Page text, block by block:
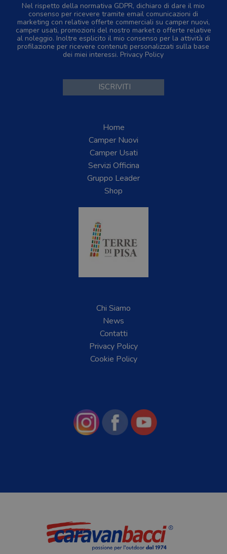
Nel rispetto della normativa GDPR, dichiaro di dare il mio
consenso per ricevere tramite email comunicazioni di
marketing con relative offerte commerciali su camper nuovi,
camper usati, promozioni del nostro market o offerte relative
al noleggio. Inoltre esplicito il mio consenso per la attività di
profilazione per ricevere contenuti personalizzati sulla base
dei miei interessi. Privacy Policy
Home
Camper Nuovi
Camper Usati
Servizi Officina
Gruppo Leader
Shop
Chi Siamo
News
Contatti
Privacy Policy
Cookie Policy